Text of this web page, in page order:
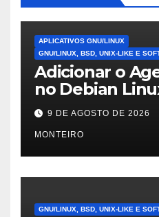
APLICATIVOS GNU/LINUX
GNU/LINUX, BSD, UNIX-LIKE E
Adicionar o
no Debian
9 DE AGOSTO DE 2026
MONTEIRO
GNU/LINUX, BSD, UNIX-LIKE E